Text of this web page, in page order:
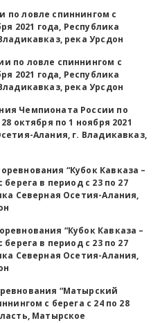
по ловле спиннингом с
2021 года, Республика
река Урсдон
по ловле спиннингом с
2021 года, Республика
река Урсдон
Чемпионата России по
октября по 1 ноября 2021
Алания, г. Владикавказ,
“Кубок Кавказа –
берега в период с 23 по 27
Северная Осетия-Алания,
“Кубок Кавказа –
берега в период с 23 по 27
Северная Осетия-Алания,
“Матырский
с берега с 24 по 28
Матырское